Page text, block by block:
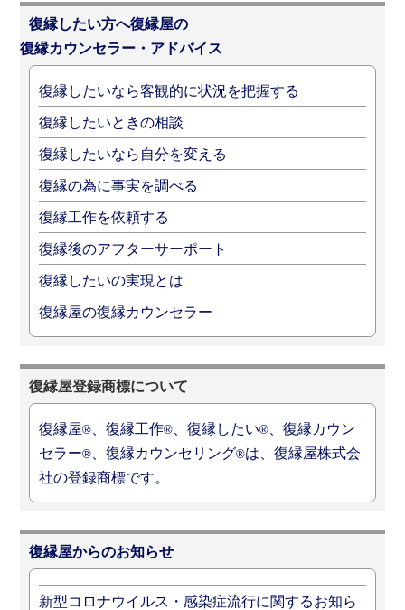
復縁したい方へ復縁屋の
復縁カウンセラー・アドバイス
復縁したいなら客観的に状況を把握する
復縁したいときの相談
復縁したいなら自分を変える
復縁の為に事実を調べる
復縁工作を依頼する
復縁後のアフターサーポート
復縁したいの実現とは
復縁屋の復縁カウンセラー
復縁屋登録商標について
復縁屋®、復縁工作®、復縁したい®、復縁カウン
セラー®、復縁カウンセリング®は、復縁屋株式会
社の登録商標です。
復縁屋からのお知らせ
新型コロナウイルス・感染症流行に関するお知ら